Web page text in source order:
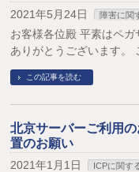
2021年5月24日 障害に関
お客様各位殿 平素はペ
ありがとうございます。
この記事を読む
北京サーバーご利用
置のお願い
2021年1月1日 ICPに関す